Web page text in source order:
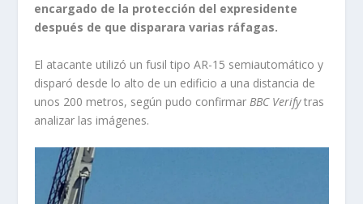
encargado de la protección del expresidente
después de que disparara varias ráfagas.
El atacante utilizó un fusil tipo AR-15 semiautomático y
disparó desde lo alto de un edificio a una distancia de
unos 200 metros, según pudo confirmar BBC Verifytras
analizar las imágenes.